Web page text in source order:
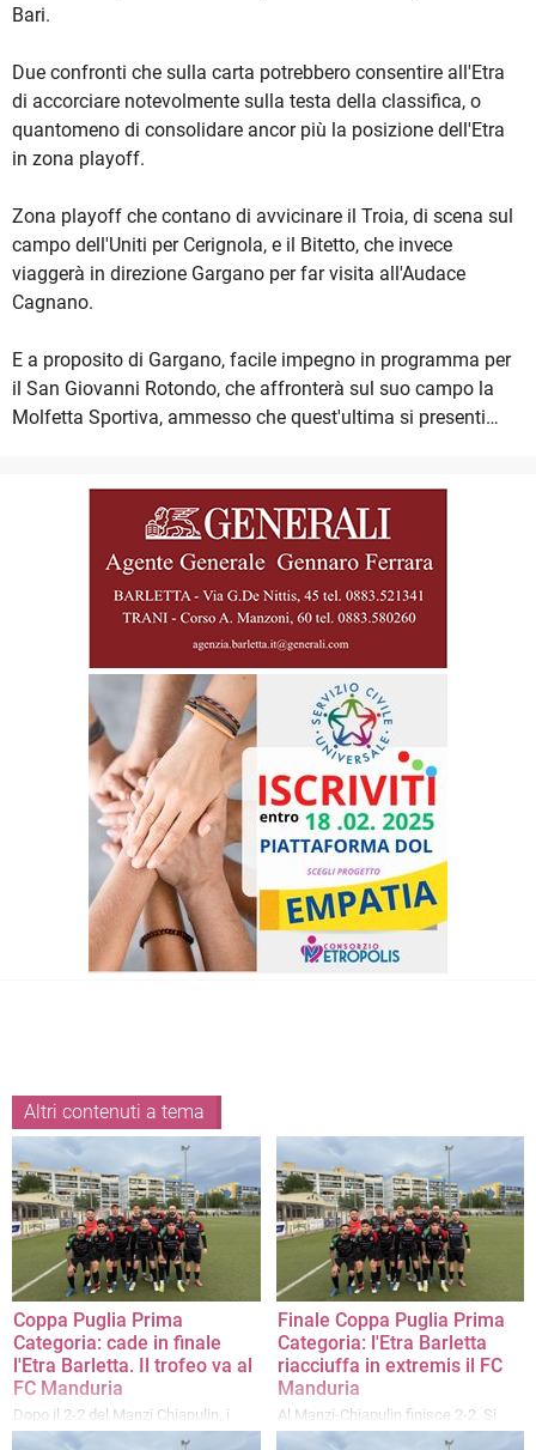
Bari.
Due confronti che sulla carta potrebbero consentire all'Etra
di accorciare notevolmente sulla testa della classifica, o
quantomeno di consolidare ancor più la posizione dell'Etra
in zona playoff.
Zona playoff che contano di avvicinare il Troia, di scena sul
campo dell'Uniti per Cerignola, e il Bitetto, che invece
viaggerà in direzione Gargano per far visita all'Audace
Cagnano.
E a proposito di Gargano, facile impegno in programma per
il San Giovanni Rotondo, che affronterà sul suo campo la
Molfetta Sportiva, ammesso che quest'ultima si presenti…
Altri contenuti a tema
Coppa Puglia Prima
Categoria: cade in finale
l'Etra Barletta. Il trofeo va al
FC Manduria
Dopo il 2-2 del Manzi Chiapulin, i
fortissimi biancoverdi tarantini di
Finale Coppa Puglia Prima
Categoria: l'Etra Barletta
riacciuffa in extremis il FC
Manduria
Al Manzi-Chiapulin finisce 2-2. Si
decide tutto domenica pomeriggio al